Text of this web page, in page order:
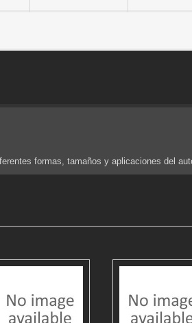
formas, tamaños y aplicaciones del